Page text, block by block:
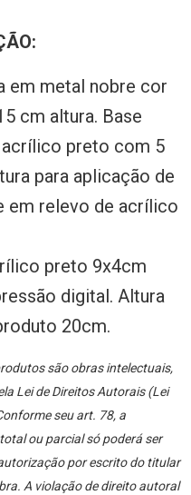
em metal nobre cor
cm altura. Base
acrílico preto com 5
para aplicação de
em relevo de acrílico
preto 9x4cm
digital. Altura
20cm.
são obras intelectuais,
Lei de Direitos Autorais (Lei
seu art. 78, a
ou parcial só poderá ser
por escrito do titular
A violação de direito autoral